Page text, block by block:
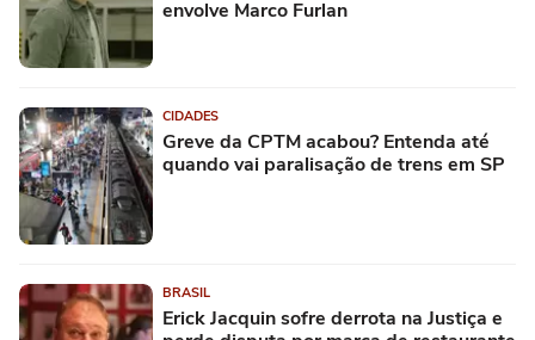
envolve Marco Furlan
CIDADES
Greve da CPTM acabou? Entenda até
quando vai paralisação de trens em SP
BRASIL
Erick Jacquin sofre derrota na Justiça e